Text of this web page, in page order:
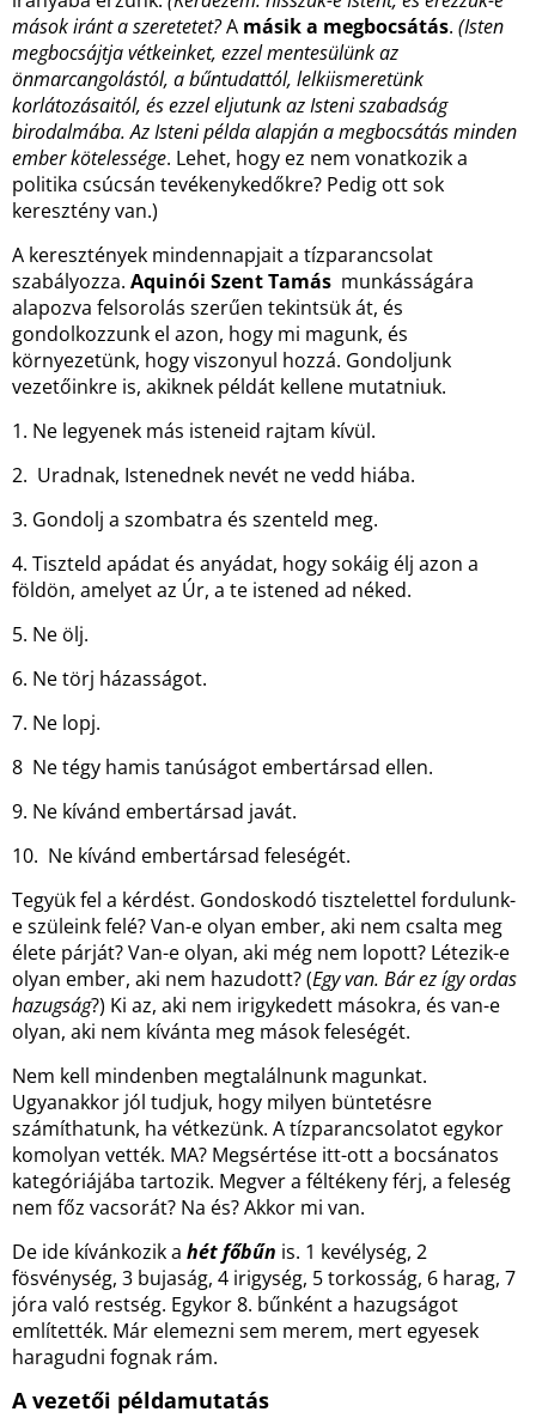
mások iránt a szeretetet?A másik a megbocsátás. (Isten
megbocsájtja vétkeinket, ezzel mentesülünk az
önmarcangolástól, a bűntudattól, lelkiismeretünk
korlátozásaitól, és ezzel eljutunk az Isteni szabadság
birodalmába. Az Isteni példa alapján a megbocsátás minden
ember kötelessége. Lehet, hogy ez nem vonatkozik a
politika csúcsán tevékenykedőkre? Pedig ott sok
keresztény van.)
A keresztények mindennapjait a tízparancsolat
szabályozza. Aquinói Szent Tamás munkásságára
alapozva felsorolás szerűen tekintsük át, és
gondolkozzunk el azon, hogy mi magunk, és
környezetünk, hogy viszonyul hozzá. Gondoljunk
vezetőinkre is, akiknek példát kellene mutatniuk.
1. Ne legyenek más isteneid rajtam kívül.
2. Uradnak, Istenednek nevét ne vedd hiába.
3. Gondolj a szombatra és szenteld meg.
4. Tiszteld apádat és anyádat, hogy sokáig élj azon a
földön, amelyet az Úr, a te istened ad néked.
5. Ne ölj.
6. Ne törj házasságot.
7. Ne lopj.
8 Ne tégy hamis tanúságot embertársad ellen.
9. Ne kívánd embertársad javát.
10. Ne kívánd embertársad feleségét.
Tegyük fel a kérdést. Gondoskodó tisztelettel fordulunk-
e szüleink felé? Van-e olyan ember, aki nem csalta meg
élete párját? Van-e olyan, aki még nem lopott? Létezik-e
olyan ember, aki nem hazudott? (Egy van. Bár ez így ordas
hazugság?) Ki az, aki nem irigykedett másokra, és van-e
olyan, aki nem kívánta meg mások feleségét.
Nem kell mindenben megtalálnunk magunkat.
Ugyanakkor jól tudjuk, hogy milyen büntetésre
számíthatunk, ha vétkezünk. A tízparancsolatot egykor
komolyan vették. MA? Megsértése itt-ott a bocsánatos
kategóriájába tartozik. Megver a féltékeny férj, a feleség
nem főz vacsorát? Na és? Akkor mi van.
De ide kívánkozik a hét főbűn is. 1 kevélység, 2
fösvénység, 3 bujaság, 4 irigység, 5 torkosság, 6 harag, 7
jóra való restség. Egykor 8. bűnként a hazugságot
említették. Már elemezni sem merem, mert egyesek
haragudni fognak rám.
A vezetői példamutatás